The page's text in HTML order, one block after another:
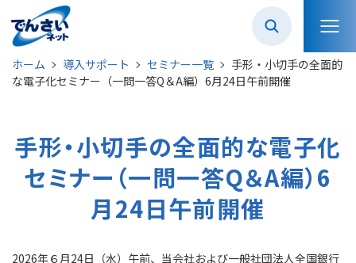
ホーム 導入サポート セミナー一覧
手形・小切手の全面的
な電子化セミナー（一問一答Q＆A編）6月24日午前開催
手形・小切手の全面的な電子化
セミナー（一問一答Q＆A編）6
月24日午前開催
2026年６月24日（水）午前、当会社および一般社団法人全国銀行